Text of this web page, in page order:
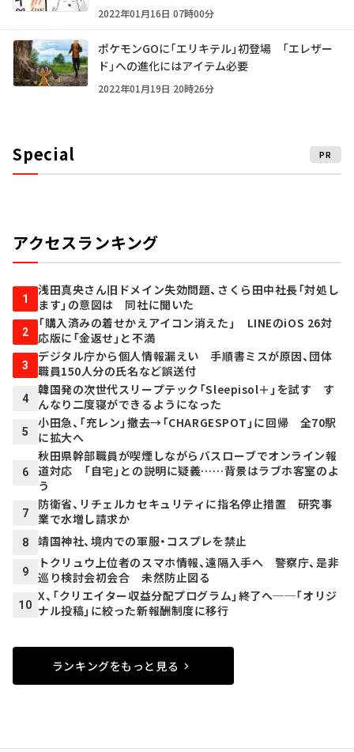
2022年01月16日 07時00分
ポケモンGOに「エリキテル」初登場 「エレザー
ド」への進化にはアイテム必要
2022年01月19日 20時26分
Special PR
アクセスランキング
1
浅田真央さん旧ドメイン失効問題、さくら田中社長「対処し
ます」の意図は 同社に聞いた
2
「購入済みの着せかえアイコン消えた」 LINEのiOS 26対
応版に「金返せ」と不満
3
デジタル庁から個人情報漏えい 手順書ミスが原因、団体
職員150人分の氏名など誤送付
4
韓国発の次世代スリープテック「Sleepisol＋」を試す す
んなり二度寝ができるようになった
5
小田急、「充レン」撤去→「CHARGESPOT」に回帰 全70駅
に拡大へ
6
秋田県幹部職員が喫煙しながらバスローブでオンライン報
道対応 「自宅」との説明に疑義……背景はラブホ客室のよ
う
7
防衛省、リチェルカセキュリティに指名停止措置 研究事
業で水増し請求か
8 靖国神社、境内での軍服・コスプレを禁止
9
トクリュウ上位者のスマホ情報、遠隔入手へ 警察庁、是非
巡り検討会初会合 未然防止図る
10
X、「クリエイター収益分配プログラム」終了へ──「オリジ
ナル投稿」に絞った新報酬制度に移行
ランキングをもっと見る